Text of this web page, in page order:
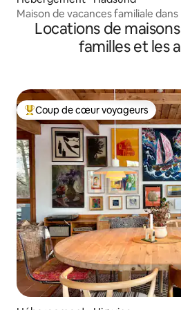
Maison de vacances familiale
avec jacuzzi
Locations de
familles et les
Coups de cœur voyageurs les
Coup de cœur voyageurs